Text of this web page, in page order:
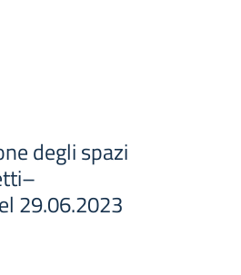
degli spazi
29.06.2023